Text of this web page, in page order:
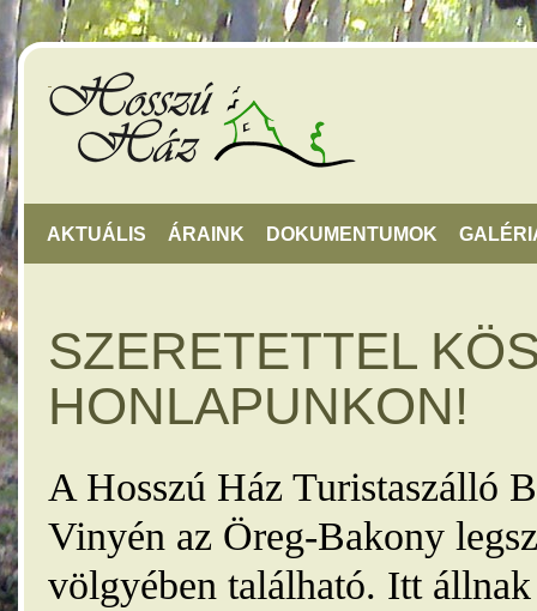
AKTUÁLIS ÁRAINK DOKUMENTUMOK
SZERETETTEL
HONLAPUNKON!
A Hosszú Ház Turistaszálló
Vinyén az Öreg-Bakony
völgyében található. Itt